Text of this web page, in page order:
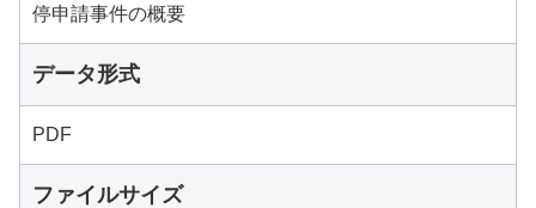
停申請事件の概要
データ形式
PDF
ファイルサイズ